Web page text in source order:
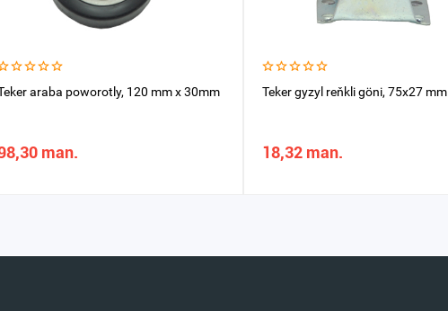
araba poworotly, 120 mm x 30mm
man.
Teker gyzyl reňkli göni, 75x27 mm
18,32 man.